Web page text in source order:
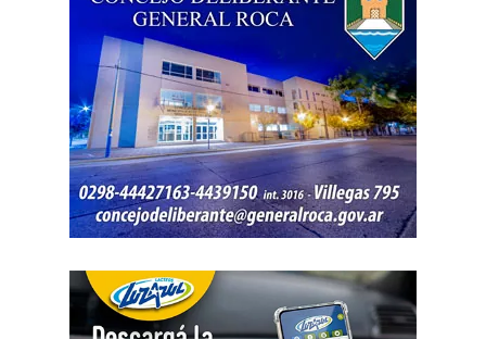
Posteriormente, el inmueble fue preservado para la
intervención del Gabinete de Criminalística, que realizó
las pericias correspondientes. Otros elementos
encontrados quedaron bajo resguardo para determinar su
procedencia.
Por disposición de la Fiscalía de turno, ambos hombres
permanecen detenidos en el marco de una causa por